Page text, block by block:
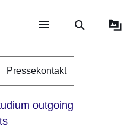
Pressekontakt
outgoing